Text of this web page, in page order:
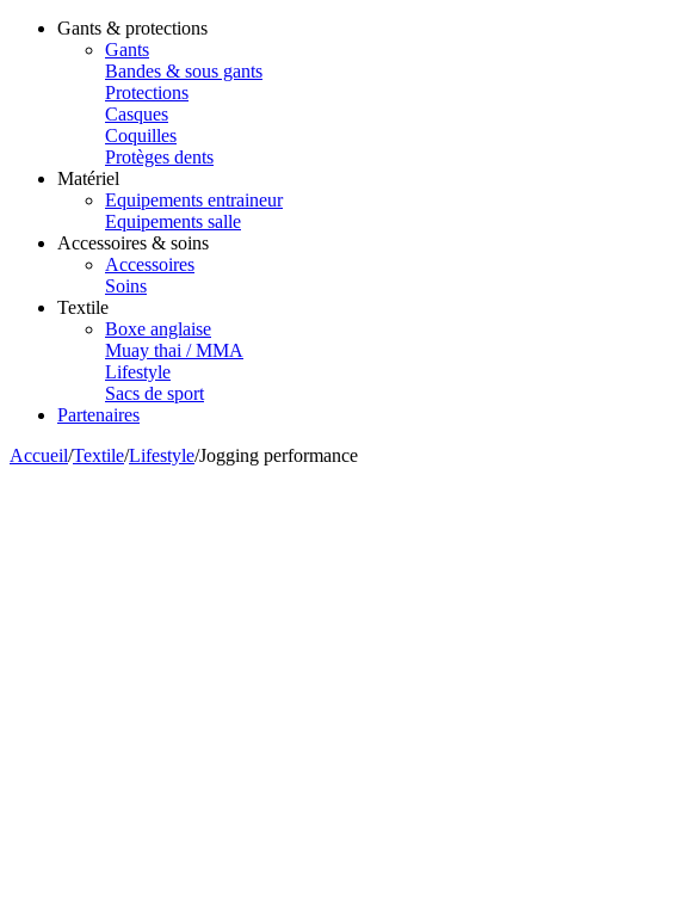
Gants & protections
Gants
Bandes & sous gants
Protections
Casques
Coquilles
Protèges dents
Matériel
Equipements entraineur
Equipements salle
Accessoires & soins
Accessoires
Soins
Textile
Boxe anglaise
Muay thai / MMA
Lifestyle
Sacs de sport
Partenaires
Accueil/Textile/Lifestyle/Jogging performance